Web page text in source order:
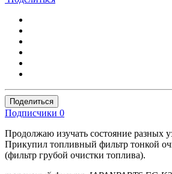
Поделиться
Подписчики 0
Продолжаю изучать состояние разных
Прикупил топливный фильтр тонкой
(фильтр грубой очистки топлива).